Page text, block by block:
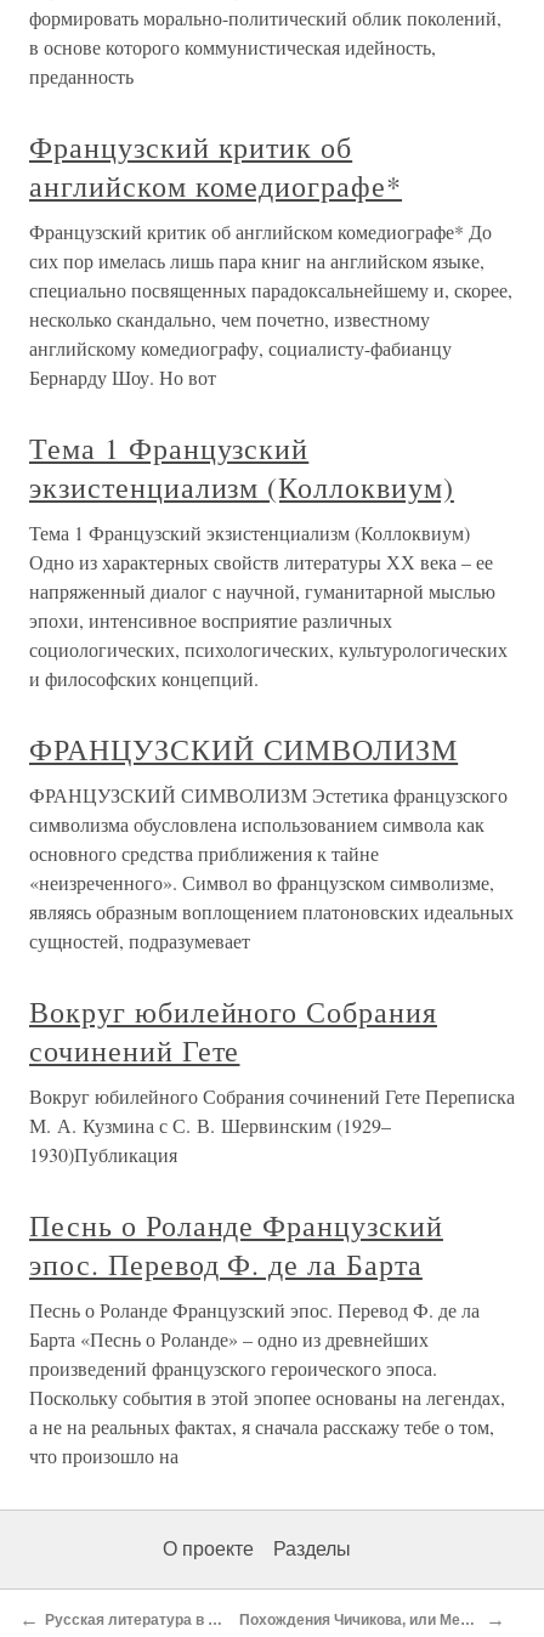
формировать морально-политический облик поколений,
в основе которого коммунистическая идейность,
преданность
Французский критик об
английском комедиографе*
Французский критик об английском комедиографе* До
сих пор имелась лишь пара книг на английском языке,
специально посвященных парадоксальнейшему и, скорее,
несколько скандально, чем почетно, известному
английскому комедиографу, социалисту-фабианцу
Бернарду Шоу. Но вот
Тема 1 Французский
экзистенциализм (Коллоквиум)
Тема 1 Французский экзистенциализм (Коллоквиум)
Одно из характерных свойств литературы ХХ века – ее
напряженный диалог с научной, гуманитарной мыслью
эпохи, интенсивное восприятие различных
социологических, психологических, культурологических
и философских концепций.
ФРАНЦУЗСКИЙ СИМВОЛИЗМ
ФРАНЦУЗСКИЙ СИМВОЛИЗМ Эстетика французского
символизма обусловлена использованием символа как
основного средства приближения к тайне
«неизреченного». Символ во французском символизме,
являясь образным воплощением платоновских идеальных
сущностей, подразумевает
Вокруг юбилейного Собрания
сочинений Гете
Вокруг юбилейного Собрания сочинений Гете Переписка
М. А. Кузмина с С. В. Шервинским (1929–
1930)Публикация
Песнь о Роланде Французский
эпос. Перевод Ф. де ла Барта
Песнь о Роланде Французский эпос. Перевод Ф. де ла
Барта «Песнь о Роланде» – одно из древнейших
произведений французского героического эпоса.
Поскольку события в этой эпопее основаны на легендах,
а не на реальных фактах, я сначала расскажу тебе о том,
что произошло на
О проекте Разделы
← Русская литература в 1843 году Похождения Чичикова, или Мертвые души →